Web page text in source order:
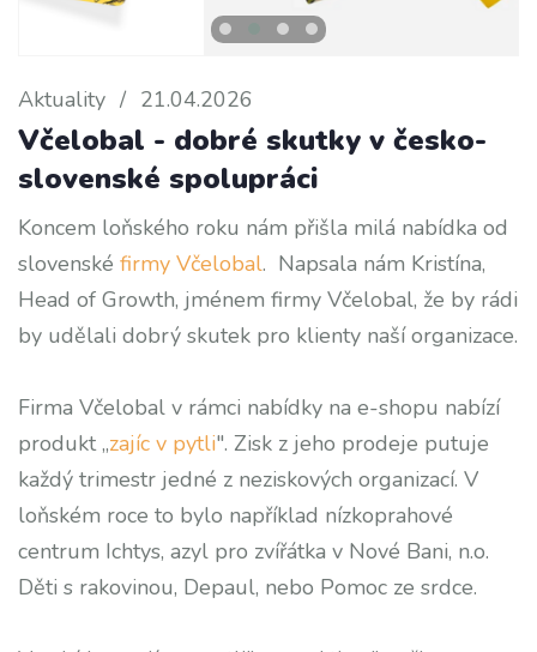
Aktuality / 21.04.2026
Včelobal - dobré skutky v česko-
slovenské spolupráci
Koncem loňského roku nám přišla milá nabídka od
slovenské firmy Včelobal. Napsala nám Kristína,
Head of Growth, jménem firmy Včelobal, že by rádi
by udělali dobrý skutek pro klienty naší organizace.
Firma Včelobal v rámci nabídky na e-shopu nabízí
produkt „zajíc v pytli". Zisk z jeho prodeje putuje
každý trimestr jedné z neziskových organizací. V
loňském roce to bylo například nízkoprahové
centrum Ichtys, azyl pro zvířátka v Nové Bani, n.o.
Děti s rakovinou, Depaul, nebo Pomoc ze srdce.